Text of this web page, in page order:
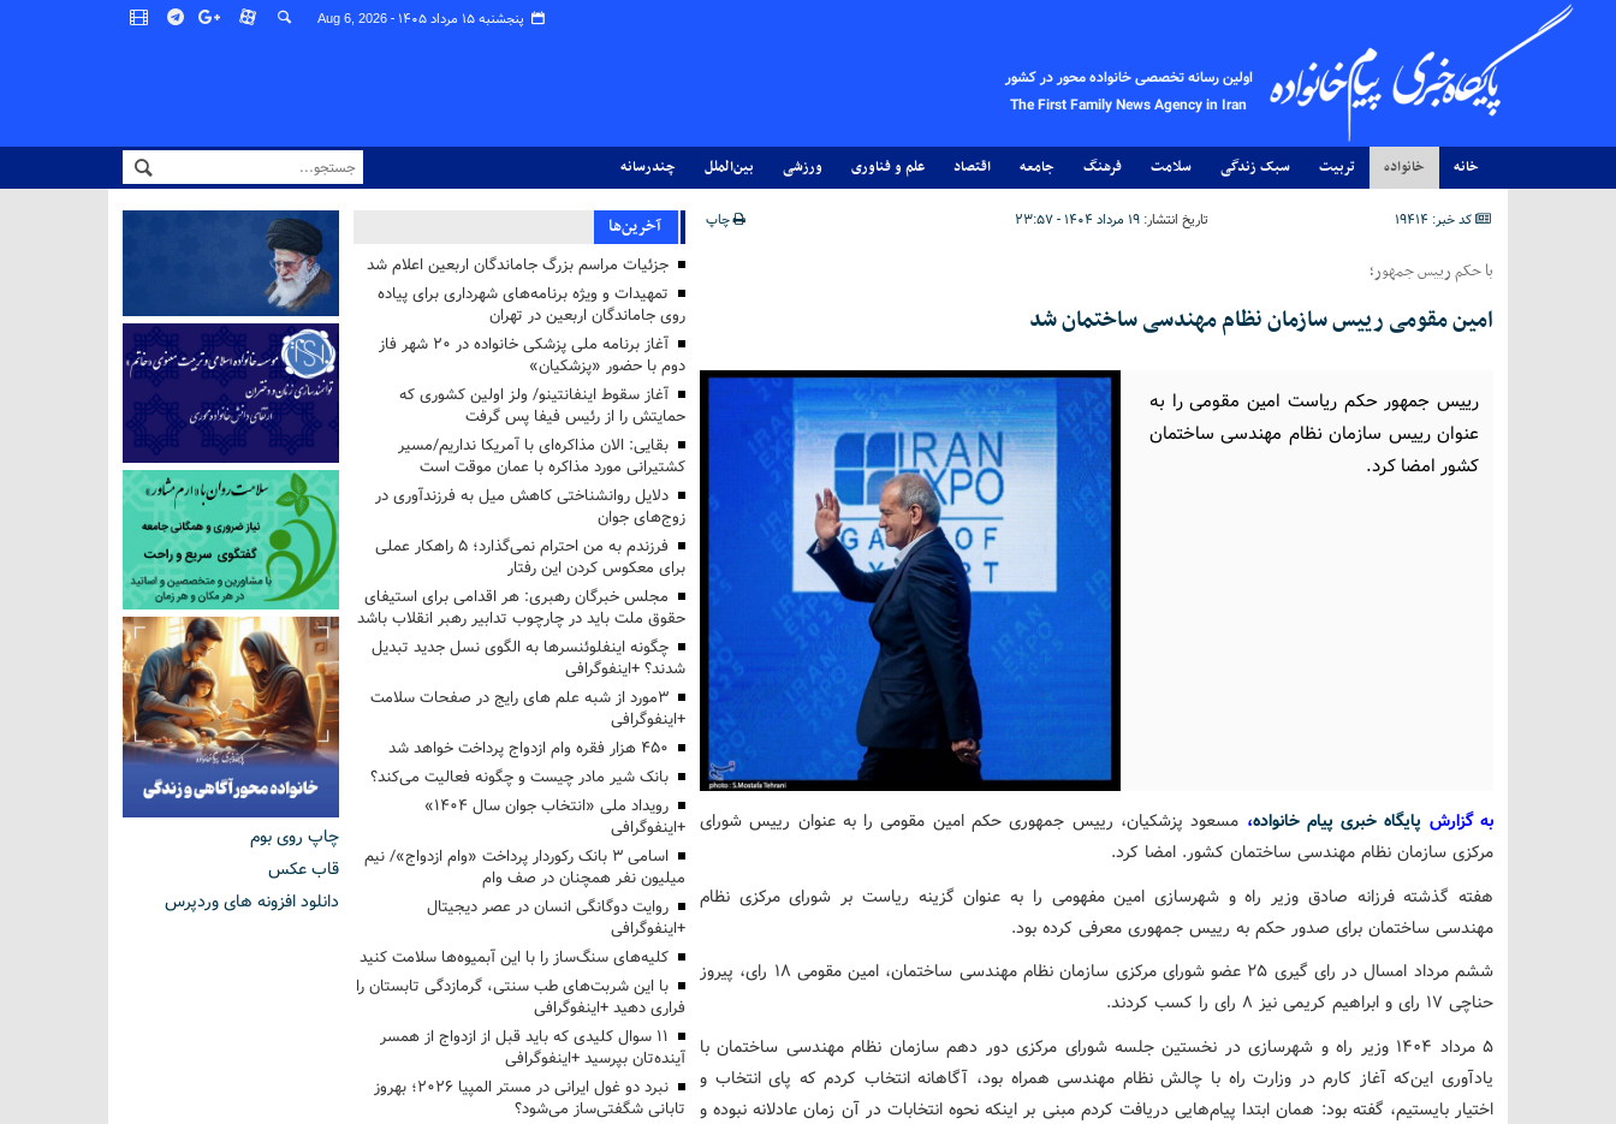
پنجشنبه ۱۵ مرداد ۱۴۰۵ - Aug 6, 2026
اولین رسانه تخصصی خانواده محور در کشور
The First Family News Agency in Iran
خانه خانواده تربیت سبک زندگی سلامت فرهنگ جامعه اقتصاد علم و فناوری ورزشی بین‌الملل چندرسانه
کد خبر: 19414 تاریخ انتشار:۱۹ مرداد ۱۴۰۴ - ۲۳:۵۷ چاپ
با حکم رییس جمهور؛
امین مقومی رییس سازمان نظام مهندسی ساختمان شد
رییس جمهور حکم ریاست امین مقومی را به
عنوان رییس سازمان نظام مهندسی ساختمان
کشور امضا کرد.
به گزارش پایگاه خبری پیام خانواده، مسعود پزشکیان، رییس جمهوری حکم امین مقومی را به عنوان رییس شورای
مرکزی سازمان نظام مهندسی ساختمان کشور. امضا کرد.
هفته گذشته فرزانه صادق وزیر راه و شهرسازی امین مفهومی را به عنوان گزینه ریاست بر شورای مرکزی نظام
مهندسی ساختمان برای صدور حکم به رییس جمهوری معرفی کرده بود.
ششم مرداد امسال در رای گیری 25 عضو شورای مرکزی سازمان نظام مهندسی ساختمان، امین مقومی 18 رای، پیروز
حناچی 17 رای و ابراهیم کریمی نیز 8 رای را کسب کردند.
5 مرداد 1404 وزیر راه و شهرسازی در نخستین جلسه شورای مرکزی دور دهم سازمان نظام مهندسی ساختمان با
یادآوری این‌که آغاز کارم در وزارت راه با چالش نظام مهندسی همراه بود، آگاهانه انتخاب کردم که پای انتخاب و
اختیار بایستیم، گفته بود: همان ابتدا پیام‌هایی دریافت کردم مبنی بر اینکه نحوه انتخابات در آن زمان عادلانه نبوده و
آخرین‌ها
جزئیات مراسم بزرگ جاماندگان اربعین اعلام شد
تمهیدات و ویژه برنامه‌های شهرداری برای پیاده
روی جاماندگان اربعین در تهران
آغاز برنامه ملی پزشکی خانواده در ۲۰ شهر فاز
دوم با حضور «پزشکیان»
آغاز سقوط اینفانتینو/ ولز اولین کشوری که
حمایتش را از رئیس فیفا پس گرفت
بقایی: الان مذاکره‌ای با آمریکا نداریم/مسیر
کشتیرانی مورد مذاکره با عمان موقت است
دلایل روانشناختی کاهش میل به فرزندآوری در
زوج‌های جوان
فرزندم به من احترام نمی‌گذارد؛ ۵ راهکار عملی
برای معکوس کردن این رفتار
مجلس خبرگان رهبری: هر اقدامی برای استیفای
حقوق ملت باید در چارچوب تدابیر رهبر انقلاب باشد
چگونه اینفلوئنسرها به الگوی نسل جدید تبدیل
شدند؟ +اینفوگرافی
3مورد از شبه علم های رایج در صفحات سلامت
+اینفوگرافی
۴۵۰ هزار فقره وام ازدواج پرداخت خواهد شد
بانک شیر مادر چیست و چگونه فعالیت می‌کند؟
رویداد ملی «انتخاب جوان سال ۱۴۰۴»
+اینفوگرافی
اسامی ۳ بانک رکوردار پرداخت «وام ازدواج»/ نیم
میلیون نفر همچنان در صف وام
روایت دوگانگی انسان در عصر دیجیتال
+اینفوگرافی
کلیه‌های سنگ‌ساز را با این آبمیوه‌ها سلامت کنید
با این شربت‌های طب سنتی، گرمازدگی تابستان را
فراری دهید +اینفوگرافی
۱۱ سوال کلیدی که باید قبل از ازدواج از همسر
آینده‌تان بپرسید +اینفوگرافی
نبرد دو غول ایرانی در مستر المپیا ۲۰۲۶؛ بهروز
تابانی شگفتی‌ساز می‌شود؟
چاپ روی بوم
قاب عکس
دانلود افزونه های وردپرس